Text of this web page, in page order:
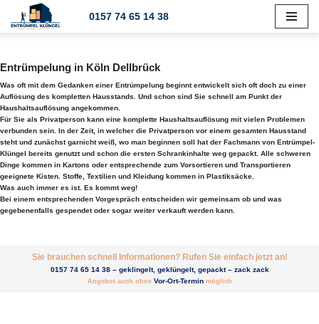
0157 74 65 14 38
Entrümpelung in Köln Dellbrück
Was oft mit dem Gedanken einer Entrümpelung beginnt entwickelt sich oft doch zu einer
Auflösung des kompletten Hausstands. Und schon sind Sie schnell am Punkt der
Haushaltsauflösung angekommen.
Für Sie als Privatperson kann eine komplette Haushaltsauflösung mit vielen Problemen
verbunden sein. In der Zeit, in welcher die Privatperson vor einem gesamten Hausstand
steht und zunächst garnicht weiß, wo man beginnen soll hat der Fachmann von Entrümpel-
Klüngel bereits genutzt und schon die ersten Schrankinhalte weg gepackt. Alle schweren
Dinge kommen in Kartons oder entsprechende zum Vorsortieren und Transportieren
geeignete Kisten. Stoffe, Textilien und Kleidung kommen in Plastiksäcke.
Was auch immer es ist. Es kommt weg!
Bei einem entsprechenden Vorgespräch entscheiden wir gemeinsam ob und was
gegebenenfalls gespendet oder sogar weiter verkauft werden kann.
Sie brauchen schnell Informationen? Rufen Sie einfach jetzt an!
0157 74 65 14 38 – geklingelt, geklüngelt, gepackt – zack zack
Angebot auch ohne Vor-Ort-Terminmöglich